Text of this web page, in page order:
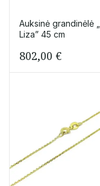
Auksinė grandinėlė
Liza” 45 cm
802,00 €